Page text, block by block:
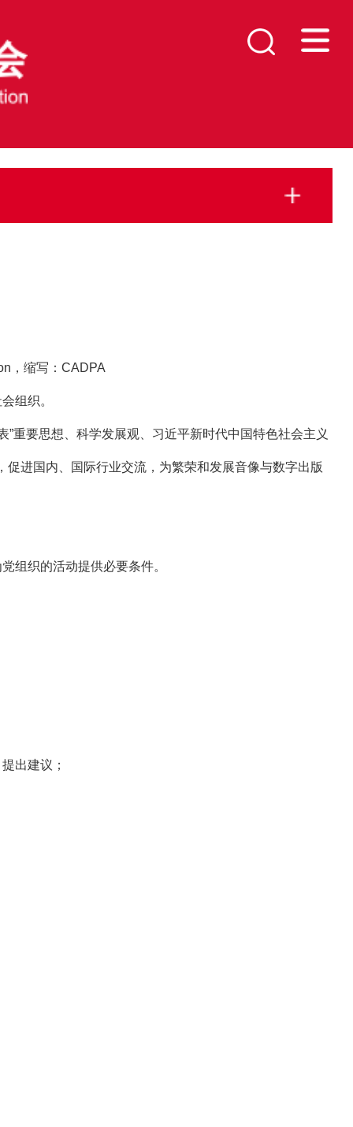
，缩写：CADPA
组织。
重要思想、科学发展观、习近平新时代中国特色社会主义
进国内、国际行业交流，为繁荣和发展音像与数字出版
组织的活动提供必要条件。
出建议；